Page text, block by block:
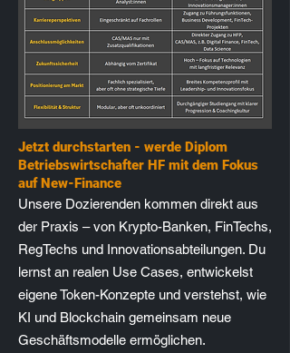
Jetzt durchstarten - werde Diplom
Betriebswirtschafter HF mit dem Fokus
auf New-Finance
Unsere Dozierenden kommen direkt aus
der Praxis – von Krypto-Banken, FinTechs,
RegTechs und Innovationsabteilungen. Du
lernst an realen Use Cases, entwickelst
eigene Token-Konzepte und verstehst, wie
KI und Blockchain gemeinsam neue
Geschäftsmodelle ermöglichen.